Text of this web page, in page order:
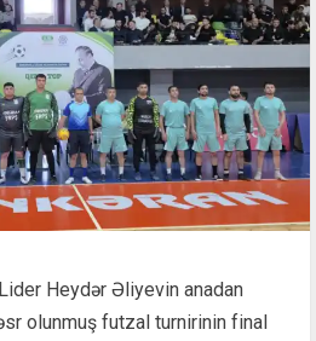
Heydər Əliyevin anadan
olunmuş futzal turnirinin final